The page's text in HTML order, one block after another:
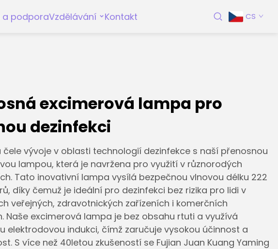
a podporaVzdělávání Kontakt CS
excimerová lampa pro
dezinfekci
čele vývoje v oblasti technologií dezinfekce s naší přenosnou
lampou, která je navržena pro využití v různorodých
Tato inovativní lampa vysílá bezpečnou vlnovou délku 222
díky čemuž je ideální pro dezinfekci bez rizika pro lidi v
veřejných, zdravotnických zařízeních i komerčních
Naše excimerová lampa je bez obsahu rtuti a využívá
elektrodovou indukci, čímž zaručuje vysokou účinnost a
S více než 40letou zkušeností se Fujian Juan Kuang Yaming